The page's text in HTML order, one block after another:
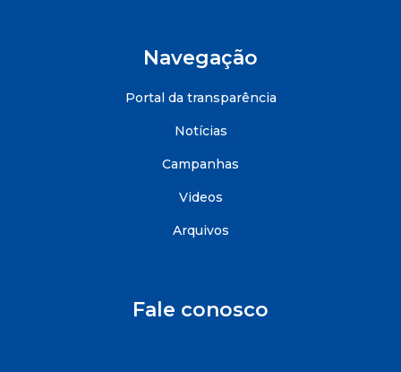
Navegação
Portal da transparência
Notícias
Campanhas
Videos
Arquivos
Fale conosco